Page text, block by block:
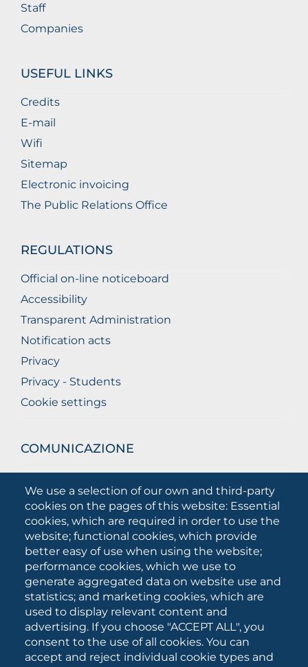
We use a selection of our own and third-party
cookies on the pages of this website: Essential
cookies, which are required in order to use the
website; functional cookies, which provide
better easy of use when using the website;
performance cookies, which we use to
generate aggregated data on website use and
statistics; and marketing cookies, which are
used to display relevant content and
advertising. If you choose "ACCEPT ALL", you
consent to the use of all cookies. You can
accept and reject individual cookie types and
Staff
Companies
USEFUL LINKS
Credits
E-mail
Wifi
Sitemap
Electronic invoicing
The Public Relations Office
REGULATIONS
Official on-line noticeboard
Accessibility
Transparent Administration
Notification acts
Privacy
Privacy - Students
Cookie settings
COMUNICAZIONE
What they are saying about us
Press releases
Communication Campaigns
Campagna 5xmille
Unifg Mag
Unifg Visual Identity Manual
Facts and figures
SOCIAL
MEDIA